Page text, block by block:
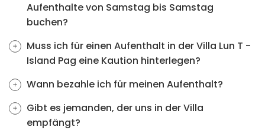
Aufenthalte von Samstag bis Samstag
buchen?
Muss ich für einen Aufenthalt in der Villa Lun T -
Island Pag eine Kaution hinterlegen?
Wann bezahle ich für meinen Aufenthalt?
Gibt es jemanden, der uns in der Villa
empfängt?